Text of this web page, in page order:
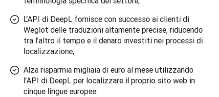
L’API di DeepL fornisce con successo ai clienti di
Weglot delle traduzioni altamente precise, riducendo
tra l’altro il tempo e il denaro investiti nei processi di
localizzazione;
Alza risparmia migliaia di euro al mese utilizzando
l’API di DeepL per localizzare il proprio sito web in
cinque lingue europee.